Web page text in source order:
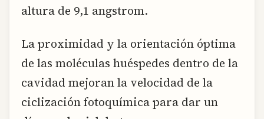
altura de 9,1 angstrom.
La proximidad y la orientación óptima
de las moléculas huéspedes dentro de la
cavidad mejoran la velocidad de la
ciclización fotoquímica para dar un